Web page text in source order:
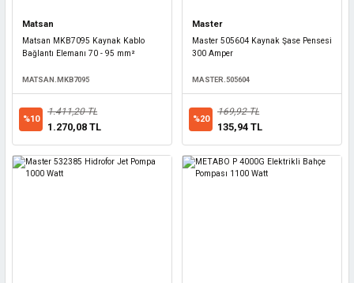
Matsan
Matsan MKB7095 Kaynak Kablo
Bağlantı Elemanı 70 - 95 mm²
MATSAN.MKB7095
%10
1.411,20 TL
1.270,08 TL
Master
Master 505604 Kaynak Şase Pensesi
300 Amper
MASTER.505604
%20
169,92 TL
135,94 TL